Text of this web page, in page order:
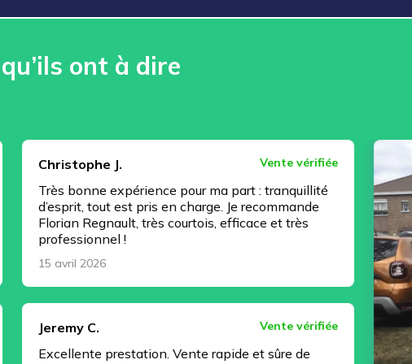
ont à dire
J. Vente vérifiée
expérience pour ma part : tranquillité
tout est pris en charge. Je recommande
Regnault, très courtois, efficace et très
!
C. Vente vérifiée
prestation. Vente rapide et sûre de